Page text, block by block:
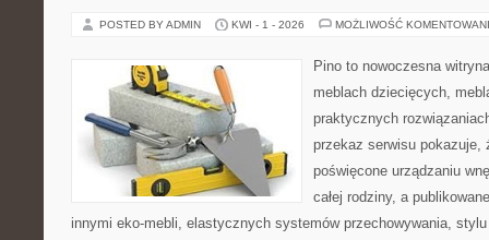
POSTED BY ADMIN KWI - 1 - 2026 MOŻLIWOŚĆ
Pino to nowoczesna
meblach dziecięcych,
praktycznych
przekaz serwisu pokazuje,
poświęcone urządzaniu
całej rodziny, a
innymi eko-mebli, elastycznych systemów przechowywania,